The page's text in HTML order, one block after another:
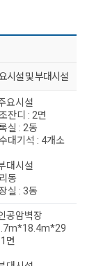
시설 및 부대시설
요시설
잔디 : 2면
실 : 2동
대기석 : 4개소
대시설
동
실 : 3동
공암벽장
면